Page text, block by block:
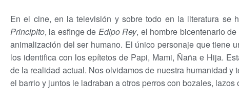
En el cine, en la televisión y sobre todo en la literatura se
Principito, la esfinge de Edipo Rey, el hombre bicentenario
animalización del ser humano. El único personaje que tiene
los identifica con los epítetos de Papi, Mami, Ñaña e Hija.
de la realidad actual. Nos olvidamos de nuestra humanidad
el barrio y juntos le ladraban a otros perros con bozales,